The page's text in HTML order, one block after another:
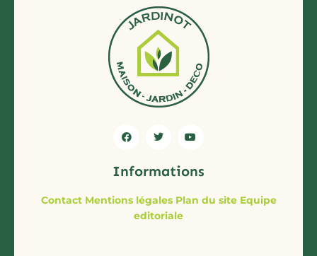
Informations
Contact Mentions légales Plan du site Equipe
editoriale